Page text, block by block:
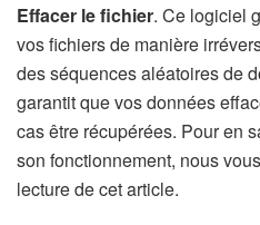
Effacer le fichier. Ce logiciel
vos fichiers de manière
des séquences aléatoires de
garantit que vos données
cas être récupérées. Pour en
son fonctionnement, nous
lecture de cet article.